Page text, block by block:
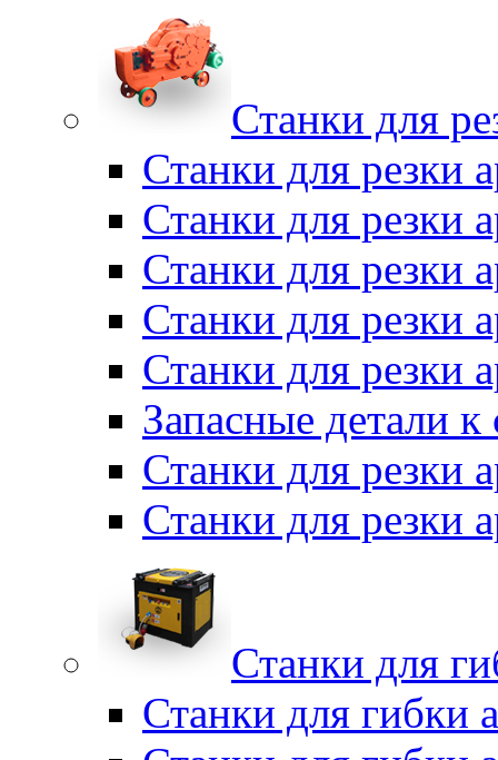
Станки для
Станки для резки
Станки для резки
Станки для резки
Станки для резки
Станки для резки
Запасные детали к
Станки для резки
Станки для резки
Станки для
Станки для гибки